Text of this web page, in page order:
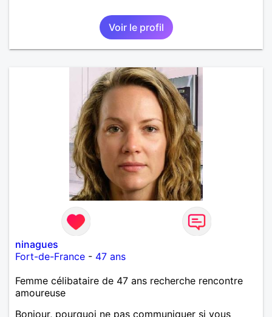
Voir le profil
ninagues
Fort-de-France - 47 ans
Femme célibataire de 47 ans recherche rencontre
amoureuse
Bonjour, pourquoi ne pas communiquer si vous